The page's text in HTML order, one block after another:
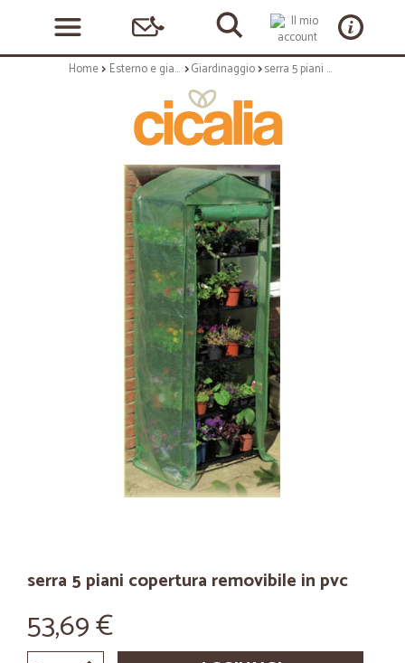
Home Esterno e giardino Giardinaggio serra 5 piani copertura removibile in pvc
serra 5 piani copertura removibile in pvc
53,69 €